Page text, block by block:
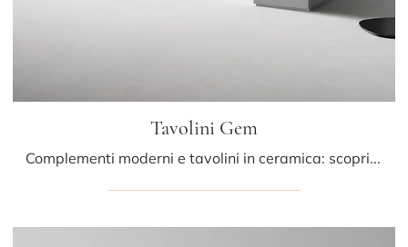
Tavolini Gem
Complementi moderni e tavolini in ceramica: scopri di più sul modello Tavolini Gem di Bonaldo e potrai completare i tuoi spazi.